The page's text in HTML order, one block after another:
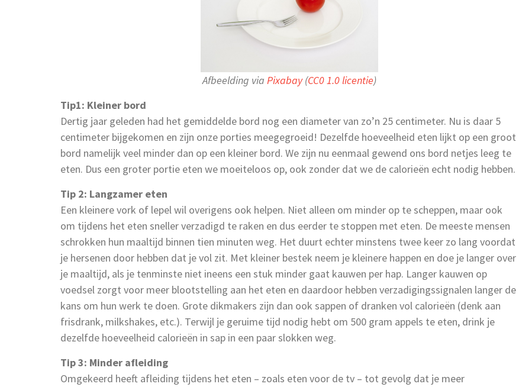
Afbeelding via Pixabay(CC0 1.0 licentie)
Tip1: Kleiner bord
Dertig jaar geleden had het gemiddelde bord nog een diameter van zo’n 25 centimeter. Nu is daar 5
centimeter bijgekomen en zijn onze porties meegegroeid! Dezelfde hoeveelheid eten lijkt op een groot
bord namelijk veel minder dan op een kleiner bord. We zijn nu eenmaal gewend ons bord netjes leeg te
eten. Dus een groter portie eten we moeiteloos op, ook zonder dat we de calorieën echt nodig hebben.
Tip 2: Langzamer eten
Een kleinere vork of lepel wil overigens ook helpen. Niet alleen om minder op te scheppen, maar ook
om tijdens het eten sneller verzadigd te raken en dus eerder te stoppen met eten. De meeste mensen
schrokken hun maaltijd binnen tien minuten weg. Het duurt echter minstens twee keer zo lang voordat
je hersenen door hebben dat je vol zit. Met kleiner bestek neem je kleinere happen en doe je langer over
je maaltijd, als je tenminste niet ineens een stuk minder gaat kauwen per hap. Langer kauwen op
voedsel zorgt voor meer blootstelling aan het eten en daardoor hebben verzadigingssignalen langer de
kans om hun werk te doen. Grote dikmakers zijn dan ook sappen of dranken vol calorieën (denk aan
frisdrank, milkshakes, etc.). Terwijl je geruime tijd nodig hebt om 500 gram appels te eten, drink je
dezelfde hoeveelheid calorieën in sap in een paar slokken weg.
Tip 3: Minder afleiding
Omgekeerd heeft afleiding tijdens het eten – zoals eten voor de tv – tot gevolg dat je meer